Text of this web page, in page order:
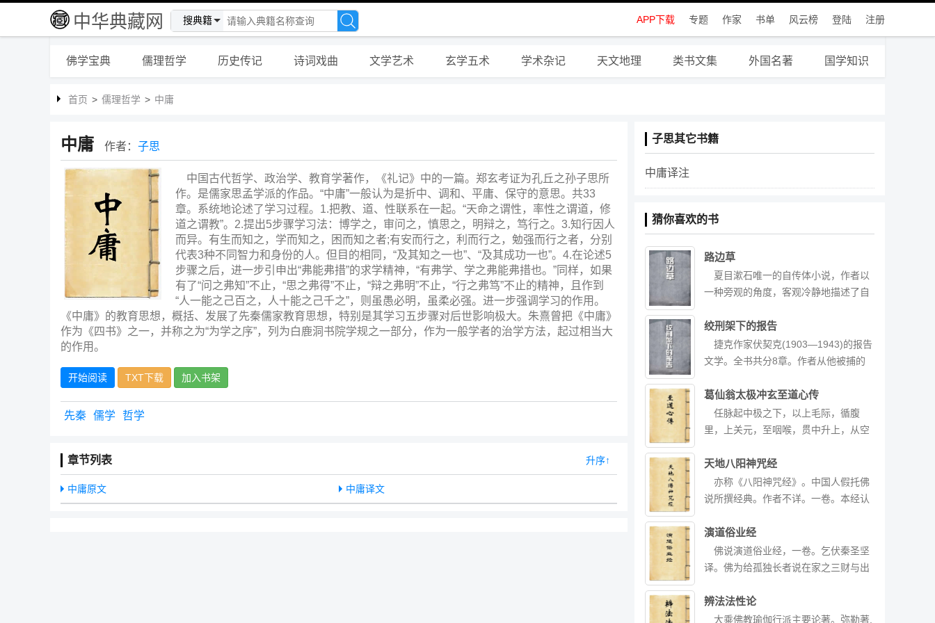
APP下载 专题 作家 书单 风云榜 登陆 注册
中华典藏网 搜典籍
佛学宝典 儒理哲学 历史传记 诗词戏曲 文学艺术 玄学五术 学术杂记 天文地理 类书文集 外国名著 国学知识
首页 > 儒理哲学 > 中庸
中庸 作者： 子思
中国古代哲学、政治学、教育学著作，《礼记》中的一篇。郑玄考证为孔丘之孙子思所
作。是儒家思孟学派的作品。“中庸”一般认为是折中、调和、平庸、保守的意思。共33
章。系统地论述了学习过程。1.把教、道、性联系在一起。“天命之谓性，率性之谓道，修
道之谓教”。2.提出5步骤学习法：博学之，审问之，慎思之，明辩之，笃行之。3.知行因人
而异。有生而知之，学而知之，困而知之者;有安而行之，利而行之，勉强而行之者，分别
代表3种不同智力和身份的人。但目的相同，“及其知之一也”、“及其成功一也”。4.在论述5
步骤之后，进一步引申出“弗能弗措”的求学精神，“有弗学、学之弗能弗措也。”同样，如果
有了“问之弗知”不止，“思之弗得”不止，“辩之弗明”不止，“行之弗笃”不止的精神，且作到
“人一能之己百之，人十能之己千之”，则虽愚必明，虽柔必强。进一步强调学习的作用。
《中庸》的教育思想，概括、发展了先秦儒家教育思想，特别是其学习五步骤对后世影响极大。朱熹曾把《中庸》
作为《四书》之一，并称之为“为学之序”，列为白鹿洞书院学规之一部分，作为一般学者的治学方法，起过相当大
的作用。
开始阅读 TXT下载 加入书架
先秦 儒学 哲学
章节列表 升序↑
中庸原文 中庸译文
子思其它书籍
中庸译注
猜你喜欢的书
路边草
夏目漱石唯一的自传体小说，作者以
一种旁观的角度，客观冷静地描述了自
行文中他讲述了性格问题及童年经历如
何影响健三现在的生活。尤其在与妻子
的夫妇关系中，作者甚至将健三为何总
出来。健三从英国留学回东京后，带着
满腔热情致力于做学问，但每个月的薪
水只够一家人勤俭度日。而落魄的岳
姐，都把留过学的健三当作“主心骨”，
直接或间接地向他要钱。虽然自己的生
活窘迫不堪，但碍于情面，健三多少都
三为生计疲于奔命，又不善于交际，无
与理想之间，他一边反思人生的意义，
一边艰难地坚持着理想。而一路下来，
最后，所有的事情总算暂时告一段落。
绞刑架下的报告
捷克作家伏契克(1903—1943)的报告
文学。全书共分8章。作者从他被捕的
了整个在狱期间所遭到的德国法西斯的
骇人听闻的拷打与迫害,同时又表现了一
个共产党员对革命、对胜利的坚定信
与法西斯匪徒进行斗争。作者还记述了
许多同狱革命者可歌可泣的英雄事迹,展
示了他们崇高的精神风貌;也写了叛徒出
近之际,作者以大无畏的革命乐观主义精
神表明,他为欢乐而生,为欢乐而死,并叮
嘱同志们和亲友,不要为他的死而悲哀,
起。此书以作者自身的经历塑造了一个
葛仙翁太极冲玄至道心传
任脉起中极之下，以上毛际，循腹
里，上关元，至咽喉，贯中升上，从空
中），属阴脉之海也。督脉起下极之
腧，从脊里，上升风府，入脑上巅，循
额至鼻柱，气至此贯中，从空入喉而
阳脉之海也。
天地八阳神咒经
亦称《八阳神咒经》。中国人假托佛
说所撰经典。作者不详。一卷。本经认
物。人之身心即是佛法器,亦是十二部大
经卷。因此,人应当识心见性,修善背恶,
以求解脱。经中论及殡葬,认为无须择吉
理,天之常道。经中又宣扬持诵本经之功
德,谓“八阳”意为“明解”,即明解了别八识
演道俗业经
佛说演道俗业经，一卷。乞伏秦圣坚
译。佛为给孤独长者说在家之三财与出
辨法法性论
大乘佛教瑜伽行派主要论著。弥勒著,